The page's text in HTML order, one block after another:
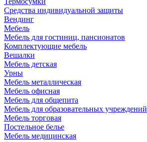
Средства индивидуальной защиты
Вендинг
Мебель
Мебель для гостиниц, пансионатов
Комплектующие мебель
Вешалки
Мебель детская
Урны
Мебель металлическая
Мебель офисная
Мебель для общепита
Мебель для образовательных учреждений
Мебель торговая
Постельное белье
Мебель медицинская